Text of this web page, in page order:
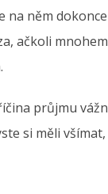
na něm
ačkoli
průjmu
si měli všímat,